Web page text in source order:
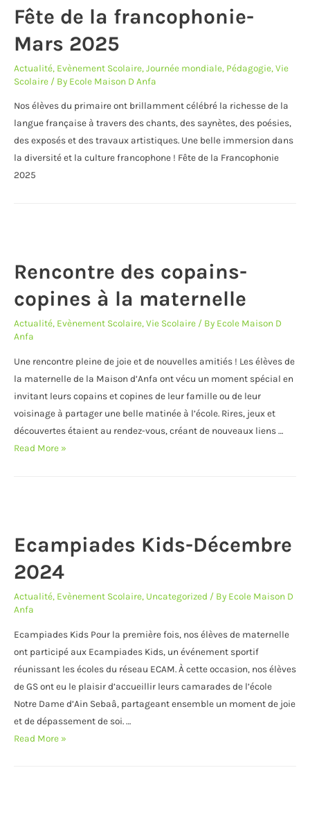
Fête de la francophonie-
Mars 2025
Actualité, Evènement Scolaire, Journée mondiale, Pédagogie, Vie
Scolaire / By Ecole Maison D Anfa
Nos élèves du primaire ont brillamment célébré la richesse de la
langue française à travers des chants, des saynètes, des poésies,
des exposés et des travaux artistiques. Une belle immersion dans
la diversité et la culture francophone ! Fête de la Francophonie
2025
Rencontre des copains-
copines à la maternelle
Actualité, Evènement Scolaire,Vie Scolaire / By Ecole Maison D
Anfa
Une rencontre pleine de joie et de nouvelles amitiés ! Les élèves de
la maternelle de la Maison d’Anfa ont vécu un moment spécial en
invitant leurs copains et copines de leur famille ou de leur
voisinage à partager une belle matinée à l’école. Rires, jeux et
découvertes étaient au rendez-vous, créant de nouveaux liens …
Rencontre
maternelle
Read More »
Ecampiades Kids-Décembre
2024
Actualité, Evènement Scolaire, Uncategorized / By Ecole Maison D
Anfa
Ecampiades Kids Pour la première fois, nos élèves de maternelle
ont participé aux Ecampiades Kids, un événement sportif
réunissant les écoles du réseau ECAM. À cette occasion, nos élèves
de GS ont eu le plaisir d’accueillir leurs camarades de l’école
Notre Dame d’Ain Sebaâ, partageant ensemble un moment de joie
et de dépassement de soi. …
Ecampiades
Read More »